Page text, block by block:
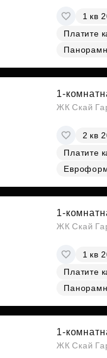
1 кв
Платите
1-
ЖК Скай
2 кв
Платите
1-
ЖК Скай
1 кв
Платите
1-
ЖК Скай